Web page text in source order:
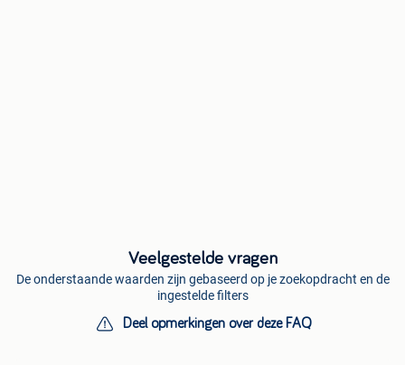
Veelgestelde vragen
De onderstaande waarden zijn gebaseerd op je zoekopdracht en de
ingestelde filters
Deel opmerkingen over deze FAQ